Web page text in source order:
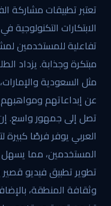
تعتبر تطبيقات مشاركة
الابتكارات
تفاعلية للمستخدمين
مبتكرة وجذابة. يزداد
مثل السعودية
عن إبداعاتهم
تصل إلى جمهور واسع. إن
العربي يوفر فرصًا كبيرة
المستخدمين، مما يسهل
تطوير تطبيق فيديو
وثقافة المنطقة،